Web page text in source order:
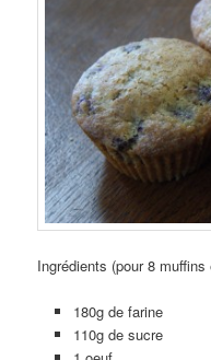
Ingrédients (pour 8 muffins
180g de farine
110g de sucre